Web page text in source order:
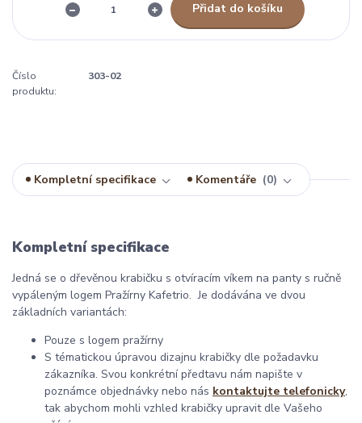
Přidat do košíku
Číslo
produktu:
303-02
Kompletní specifikace Komentáře 0
Kompletní specifikace
Jedná se o dřevěnou krabičku s otvíracím víkem na panty s ručně
vypáleným logem Pražírny Kafetrio. Je dodávána ve dvou
základních variantách:
Pouze s logem pražírny
S tématickou úpravou dizajnu krabičky dle požadavku
zákazníka. Svou konkrétní předtavu nám napište v
poznámce objednávky nebo nás kontaktujte telefonicky,
tak abychom mohli vzhled krabičky upravit dle Vašeho